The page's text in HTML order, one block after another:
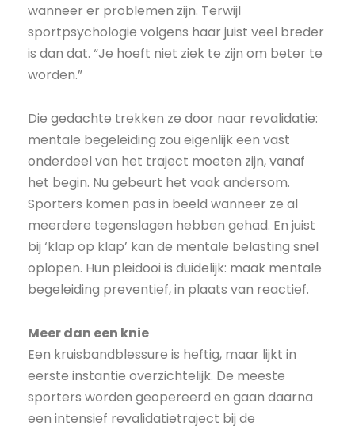
wanneer er problemen zijn. Terwijl
sportpsychologie volgens haar juist veel breder
is dan dat. “Je hoeft niet ziek te zijn om beter te
worden.”
Die gedachte trekken ze door naar revalidatie:
mentale begeleiding zou eigenlijk een vast
onderdeel van het traject moeten zijn, vanaf
het begin. Nu gebeurt het vaak andersom.
Sporters komen pas in beeld wanneer ze al
meerdere tegenslagen hebben gehad. En juist
bij ‘klap op klap’ kan de mentale belasting snel
oplopen. Hun pleidooi is duidelijk: maak mentale
begeleiding preventief, in plaats van reactief.
Meer dan een knie
Een kruisbandblessure is heftig, maar lijkt in
eerste instantie overzichtelijk. De meeste
sporters worden geopereerd en gaan daarna
een intensief revalidatietraject bij de